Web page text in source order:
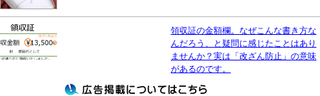
領収証の金額欄。なぜこんな書き方な
んだろう、と疑問に感じたことはあり
ませんか？実は「改ざん防止」の意味
があるのです。